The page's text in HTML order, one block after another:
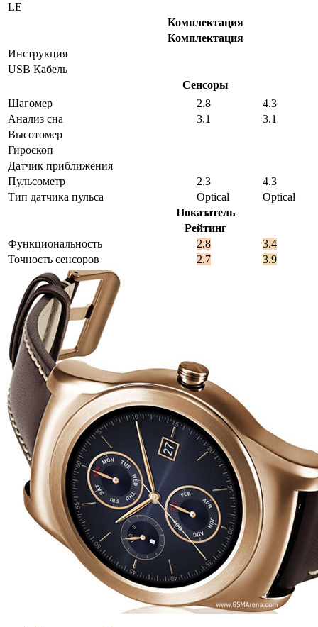
LE
Комплектация
Комплектация
Инструкция
USB Кабель
Сенсоры
Шагомер
2.8
4.3
Анализ сна
3.1
3.1
Высотомер
Гироскоп
Датчик приближения
Пульсометр
2.3
4.3
Тип датчика пульса
Optical
Optical
Показатель
Рейтинг
Функциональность
2.8
3.4
Точность сенсоров
2.7 3.9